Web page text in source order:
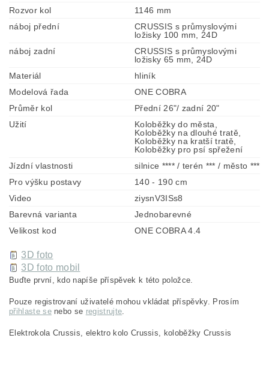
Rozvor kol
1146 mm
náboj přední
CRUSSIS s průmyslovými
ložisky 100 mm, 24D
náboj zadní
CRUSSIS s průmyslovými
ložisky 65 mm, 24D
Materiál
hliník
Modelová řada
ONE COBRA
Průměr kol
Přední 26"/ zadní 20"
Užití
Koloběžky do města,
Koloběžky na dlouhé tratě,
Koloběžky na kratší tratě,
Koloběžky pro psí spřežení
Jízdní vlastnosti
silnice **** / terén *** / město ***
Pro výšku postavy
140 - 190 cm
Video
ziysnV3ISs8
Barevná varianta
Jednobarevné
Velikost kod
ONE COBRA 4.4
3D foto
3D foto mobil
Buďte první, kdo napíše příspěvek k této položce.
Pouze registrovaní uživatelé mohou vkládat příspěvky. Prosím
přihlaste senebo se registrujte.
Elektrokola Crussis, elektro kolo Crussis, koloběžky Crussis